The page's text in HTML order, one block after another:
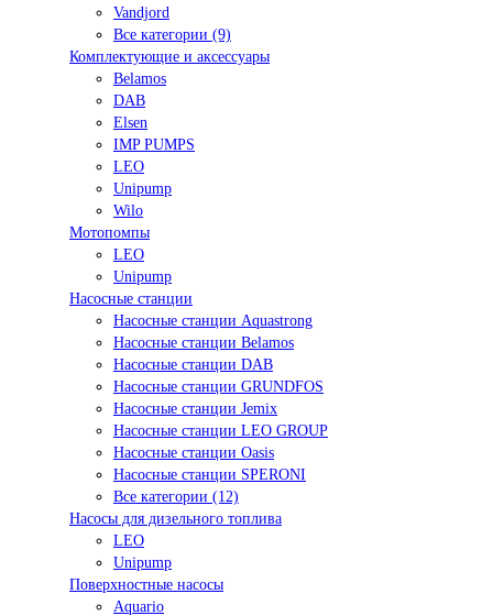
Vandjord
Все категории (9)
Комплектующие и аксессуары
Belamos
DAB
Elsen
IMP PUMPS
LEO
Unipump
Wilo
Мотопомпы
LEO
Unipump
Насосные станции
Насосные станции Aquastrong
Насосные станции Belamos
Насосные станции DAB
Насосные станции GRUNDFOS
Насосные станции Jemix
Насосные станции LEO GROUP
Насосные станции Oasis
Насосные станции SPERONI
Все категории (12)
Насосы для дизельного топлива
LEO
Unipump
Поверхностные насосы
Aquario